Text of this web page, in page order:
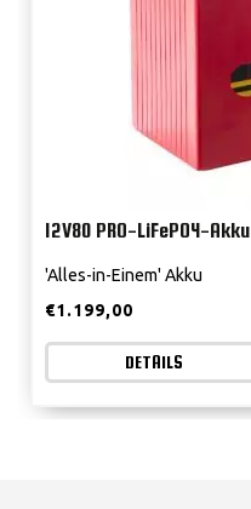
12V80 PRO-LiFePO4-Akku
'Alles-in-Einem' Akku
€1.199,00
DETAILS